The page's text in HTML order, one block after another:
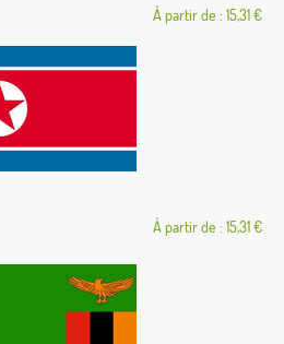
À partir de : 15,31 €
À partir de : 15,31 €